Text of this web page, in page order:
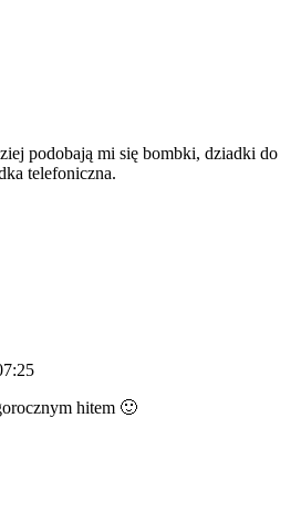
podobają mi się bombki, dziadki do
telefoniczna.
hitem 🙂